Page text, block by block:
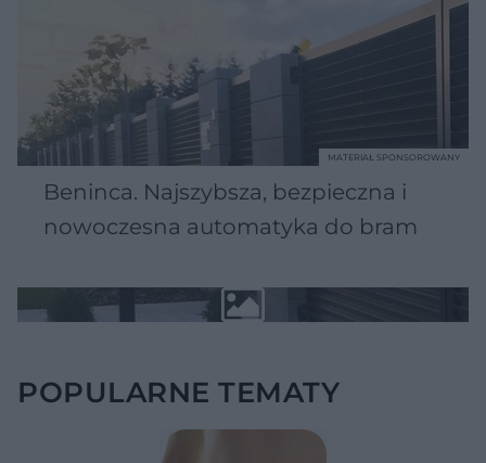
Beninca. Najszybsza, bezpieczna i
nowoczesna automatyka do bram
MATERIAŁ SPONSOROWANY
POPULARNE TEMATY